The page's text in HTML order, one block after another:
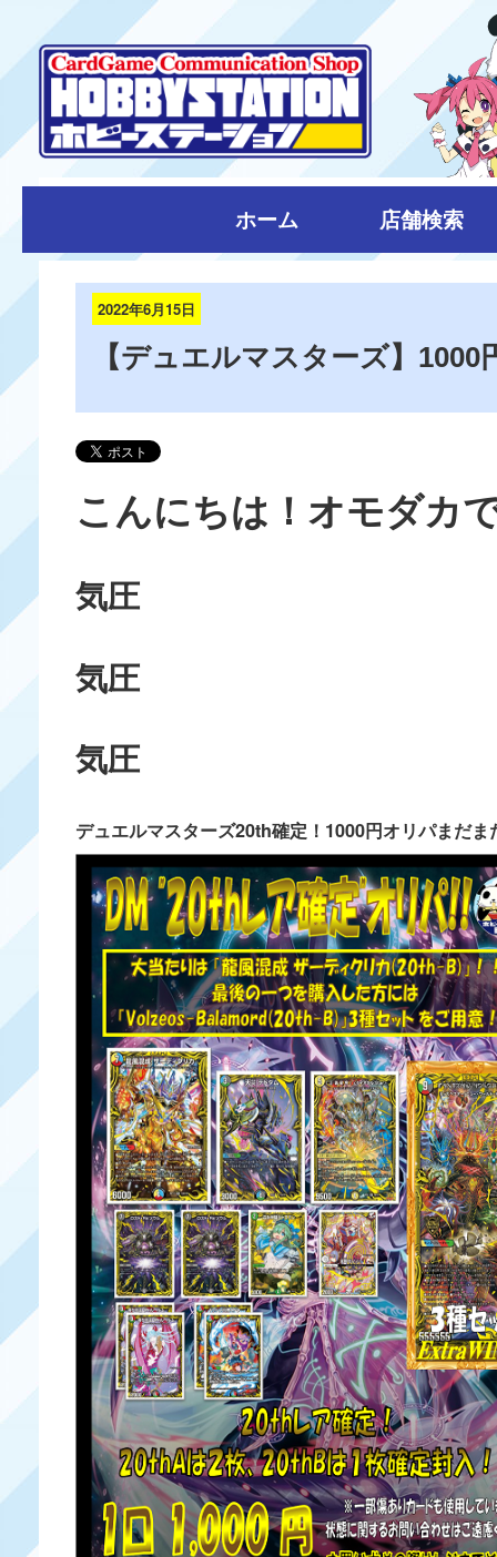
ホーム 店舗検索
2022年6月15日
【デュエルマスターズ】
こんにちは！オモダカ
気圧
気圧
気圧
デュエルマスターズ20th確定！1000円オリパまだま